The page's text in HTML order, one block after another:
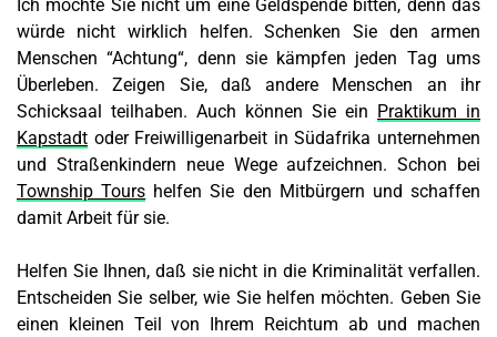
Ich möchte Sie nicht um eine Geldspende bitten, denn das
würde nicht wirklich helfen. Schenken Sie den armen
Menschen “Achtung“, denn sie kämpfen jeden Tag ums
Überleben. Zeigen Sie, daß andere Menschen an ihr
Schicksaal teilhaben. Auch können Sie ein Praktikum in
Kapstadt oder Freiwilligenarbeit in Südafrika unternehmen
und Straßenkindern neue Wege aufzeichnen. Schon bei
Township Tours helfen Sie den Mitbürgern und schaffen
damit Arbeit für sie.
Helfen Sie Ihnen, daß sie nicht in die Kriminalität verfallen.
Entscheiden Sie selber, wie Sie helfen möchten. Geben Sie
einen kleinen Teil von Ihrem Reichtum ab und machen